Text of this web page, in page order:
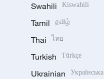
Swahili Kiswahili
Tamil தமிழ்
Thai ไทย
Turkish Türkçe
Ukrainian Українська